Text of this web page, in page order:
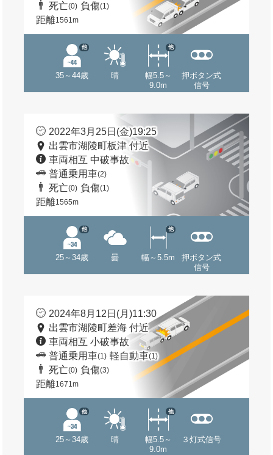
死亡(0) 負傷(1)
距離1561m
35～44歳
他
晴
幅5.5～
9.0m
他
押ボタン式
信号
2022年3月25日(金)19:25
出雲市湖陵町板津 付近
車両相互 中破事故
普通乗用車(2)
死亡(0) 負傷(1)
距離1565m
25～34歳
他
曇 幅～5.5m
他
押ボタン式
信号
2024年8月12日(月)11:30
出雲市湖陵町差海 付近
車両相互 小破事故
普通乗用車(1) 軽自動車(1)
死亡(0) 負傷(3)
距離1671m
25～34歳
他
晴
幅5.5～
9.0m
他
３灯式信号